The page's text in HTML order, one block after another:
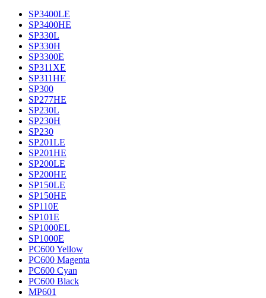
SP3400LE
SP3400HE
SP330L
SP330H
SP3300E
SP311XE
SP311HE
SP300
SP277HE
SP230L
SP230H
SP230
SP201LE
SP201HE
SP200LE
SP200HE
SP150LE
SP150HE
SP110E
SP101E
SP1000EL
SP1000E
PC600 Yellow
PC600 Magenta
PC600 Cyan
PC600 Black
MP601